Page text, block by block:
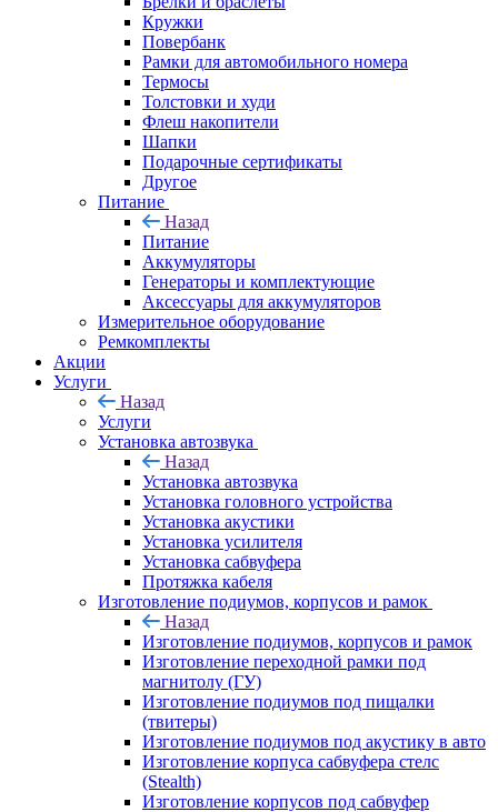
Кружки
Повербанк
Рамки для автомобильного номера
Термосы
Толстовки и худи
Флеш накопители
Шапки
Подарочные сертификаты
Другое
Питание
Назад
Питание
Аккумуляторы
Генераторы и комплектующие
Аксессуары для аккумуляторов
Измерительное оборудование
Ремкомплекты
Акции
Услуги
Назад
Услуги
Установка автозвука
Назад
Установка автозвука
Установка головного устройства
Установка акустики
Установка усилителя
Установка сабвуфера
Протяжка кабеля
Изготовление подиумов, корпусов и рамок
Назад
Изготовление подиумов, корпусов и рамок
Изготовление переходной рамки под
магнитолу (ГУ)
Изготовление подиумов под пищалки
(твитеры)
Изготовление подиумов под акустику в авто
Изготовление корпуса сабвуфера стелс
(Stealth)
Изготовление корпусов под сабвуфер